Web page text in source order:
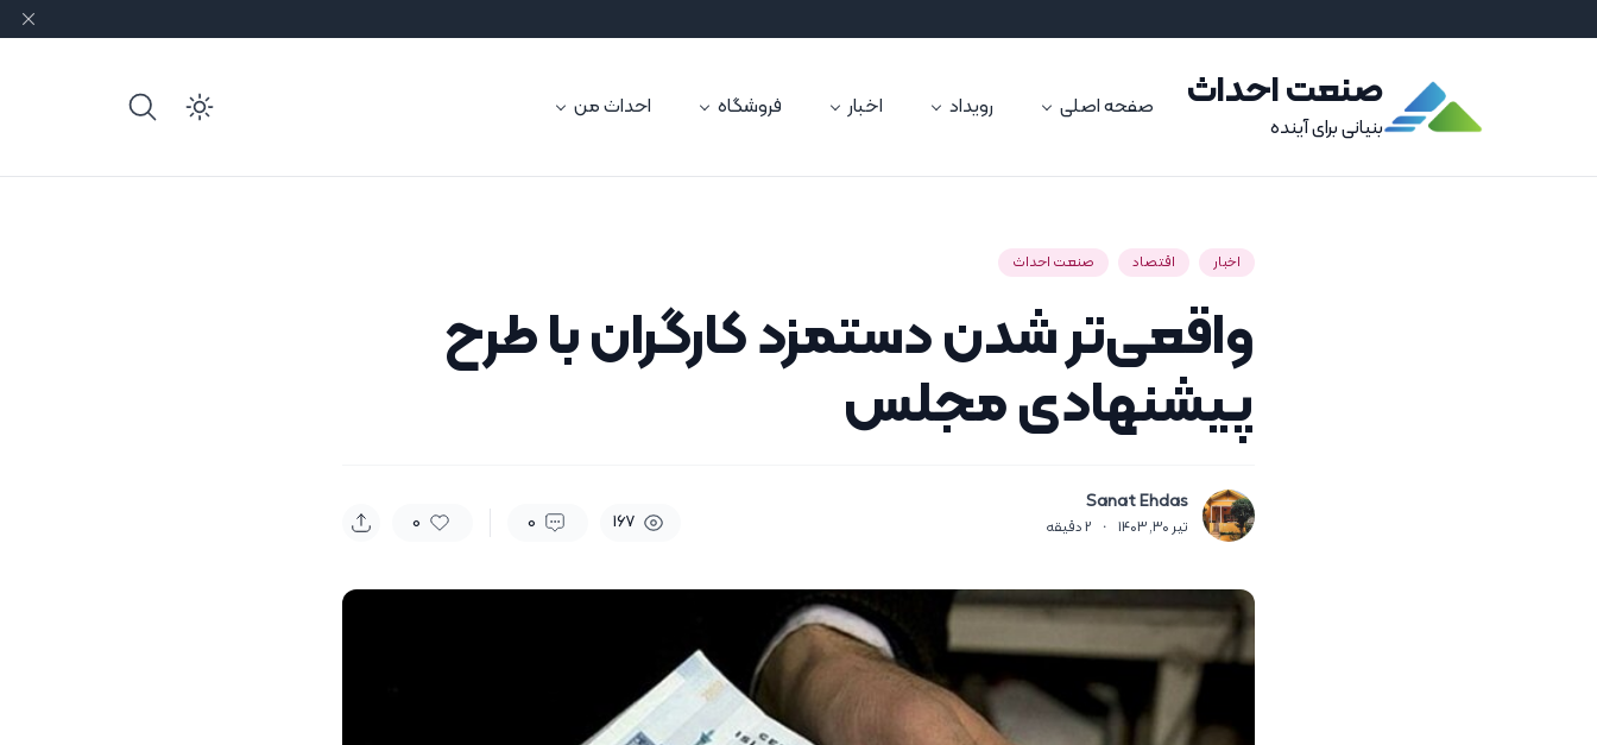
صنعت احداث
بنیانی برای آینده
صفحه اصلی رویداد اخبار فروشگاه احداث من dark mode
اخبار اقتصاد صنعت احداث
واقعی‌تر شدن دستمزد کارگران با طرح
پیشنهادی مجلس
Sanat Ehdas
تیر 30, 1403 ·
2دقیقه 167
0
0